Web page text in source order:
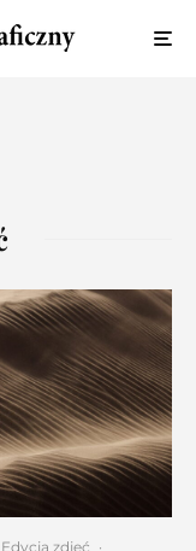
Edycja zdjęć ·